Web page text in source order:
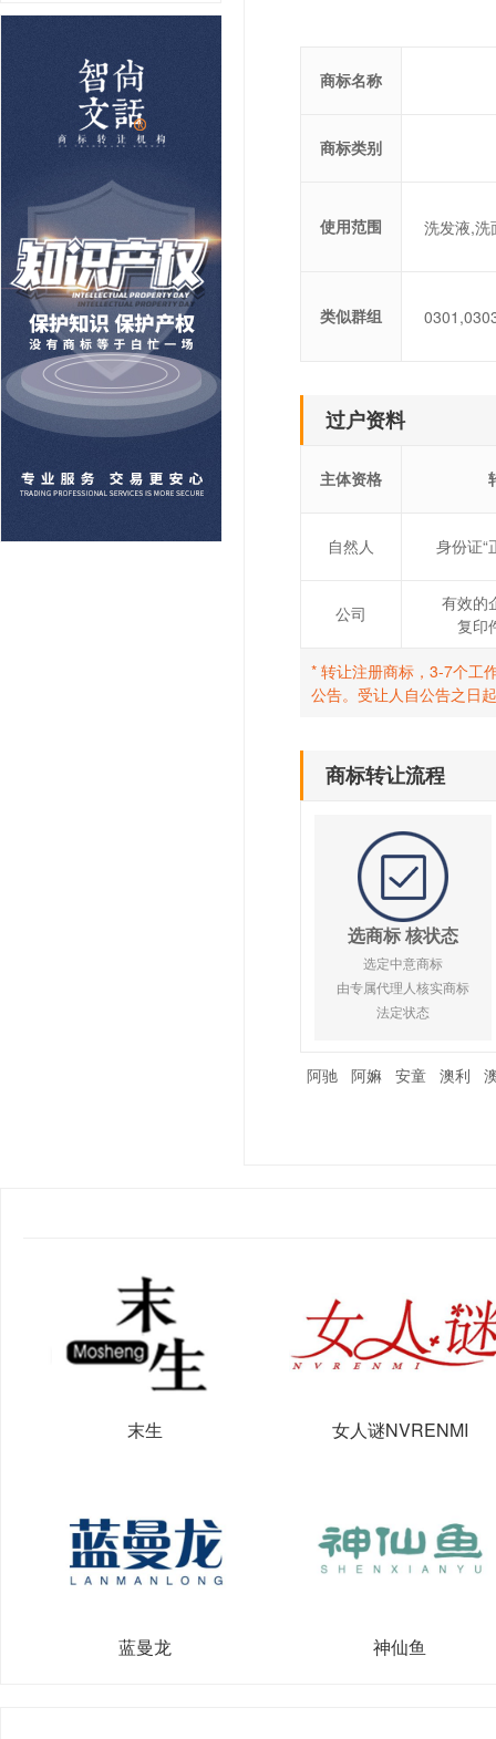
商标名称
商标类别
使用范围 洗发液,洗
类似群组
过户资料
主体资格
自然人 身份证“
公司
有效的
复印
* 转让注册商标，3-7个工
公告。受让人自公告之日
商标转让流程
选商标 核状态
选定中意商标
由专属代理人核实商标
法定状态
阿驰 阿嫲 安童 澳利
末生 女人谜NVRENMI
蓝曼龙 神仙鱼